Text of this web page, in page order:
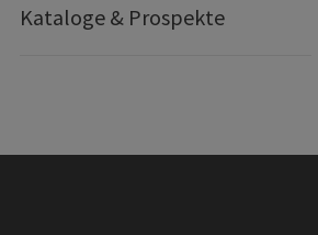
Kataloge & Prospekte